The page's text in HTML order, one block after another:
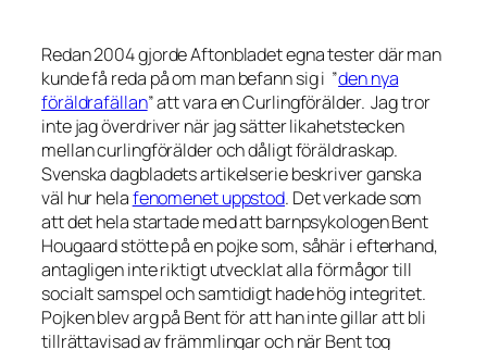
Redan 2004 gjorde Aftonbladet egna tester där man
kunde få reda på om man befann sig i ”den nya
föräldrafällan” att vara en Curlingförälder. Jag tror
inte jag överdriver när jag sätter likahetstecken
mellan curlingförälder och dåligt föräldraskap.
Svenska dagbladets artikelserie beskriver ganska
väl hur helafenomenet uppstod. Det verkade som
att det hela startade med att barnpsykologen Bent
Hougaard stötte på en pojke som, såhär i efterhand,
antagligen inte riktigt utvecklat alla förmågor till
socialt samspel och samtidigt hade hög integritet.
Pojken blev arg på Bent för att han inte gillar att bli
tillrättavisad av främmlingar och när Bent tog